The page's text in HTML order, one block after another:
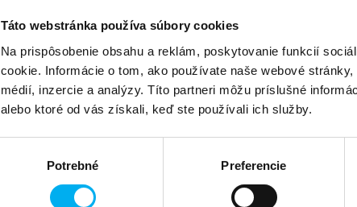
Táto webstránka používa súbory cookies
Na prispôsobenie obsahu a reklám, poskytovanie funkcií
cookie. Informácie o tom, ako používate naše webové
médií, inzercie a analýzy. Títo partneri môžu príslušné
alebo ktoré od vás získali, keď ste používali ich služby.
Potrebné Preferencie